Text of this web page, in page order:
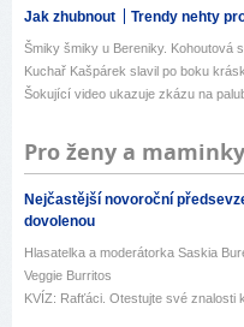
Jak zhubnout Trendy nehty
Šmiky šmiky u Bereniky. Kohoutová
Kuchař Kašpárek slavil po boku
Šokující video ukazuje zkázu na
Pro ženy a maminky
Nejčastější novoroční
dovolenou
Hlasatelka a moderátorka Saskia
Veggie Burritos
KVÍZ: Rafťáci. Otestujte své znalosti